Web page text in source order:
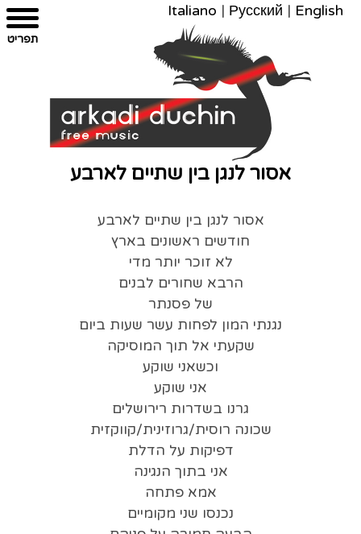
מפת
הצהרת
עבור
צרו
English
|
Русский
|
Italiano
אסור לנגן בין שתיים לארבע
אסור לנגן בין שתיים לארבע
חודשים ראשונים בארץ
לא זוכר יותר מדי
הרבא שחורים לבנים
של פסנתר
נגנתי המון לפחות עשר שעות ביום
שקעתי אל תוך המוסיקה
וכשאני שוקע
אני שוקע
גרנו בשדרות רירושלים
שכונה רוסית/גרוזינית/קווקזית
דפיקות על הדלת
אני בתוך הנגינה
אמא פתחה
נכנסו שני מקומיים
תפריט